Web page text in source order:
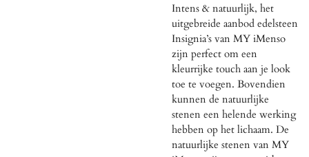
Intens & natuurlijk, het
uitgebreide aanbod edelsteen
Insignia’s van MY iMenso
zijn perfect om een
kleurrijke touch aan je look
toe te voegen. Bovendien
kunnen de natuurlijke
stenen een helende werking
hebben op het lichaam. De
natuurlijke stenen van MY